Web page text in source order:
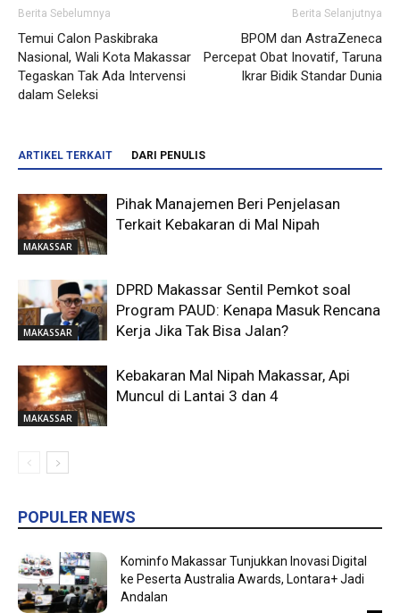
Berita Sebelumnya
Temui Calon Paskibraka
Nasional, Wali Kota Makassar
Tegaskan Tak Ada Intervensi
dalam Seleksi
Berita Selanjutnya
BPOM dan AstraZeneca
Percepat Obat Inovatif, Taruna
Ikrar Bidik Standar Dunia
ARTIKEL TERKAIT DARI PENULIS
MAKASSAR
Pihak Manajemen Beri Penjelasan
Terkait Kebakaran di Mal Nipah
MAKASSAR
DPRD Makassar Sentil Pemkot soal
Program PAUD: Kenapa Masuk Rencana
Kerja Jika Tak Bisa Jalan?
MAKASSAR
Kebakaran Mal Nipah Makassar, Api
Muncul di Lantai 3 dan 4
POPULER NEWS
Kominfo Makassar Tunjukkan Inovasi Digital
ke Peserta Australia Awards, Lontara+ Jadi
Andalan